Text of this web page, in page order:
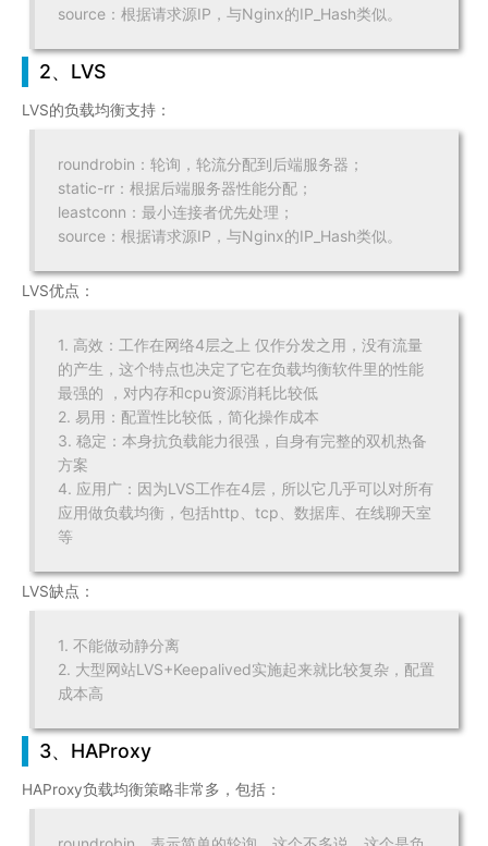
source：根据请求源IP，与Nginx的IP_Hash类似。
2、LVS
LVS的负载均衡支持：
roundrobin：轮询，轮流分配到后端服务器；
static-rr：根据后端服务器性能分配；
leastconn：最小连接者优先处理；
source：根据请求源IP，与Nginx的IP_Hash类似。
LVS优点：
1. 高效：工作在网络4层之上 仅作分发之用，没有流量
的产生，这个特点也决定了它在负载均衡软件里的性能
最强的 ，对内存和cpu资源消耗比较低
2. 易用：配置性比较低，简化操作成本
3. 稳定：本身抗负载能力很强，自身有完整的双机热备
方案
4. 应用广：因为LVS工作在4层，所以它几乎可以对所有
应用做负载均衡，包括http、tcp、数据库、在线聊天室
等
LVS缺点：
1. 不能做动静分离
2. 大型网站LVS+Keepalived实施起来就比较复杂，配置
成本高
3、HAProxy
HAProxy负载均衡策略非常多，包括：